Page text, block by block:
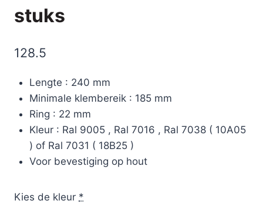
stuks
128.5
Lengte : 240 mm
Minimale klembereik : 185 mm
Ring : 22 mm
Kleur : Ral 9005 , Ral 7016 , Ral 7038 ( 10A05
) of Ral 7031 ( 18B25 )
Voor bevestiging op hout
Kies de kleur *